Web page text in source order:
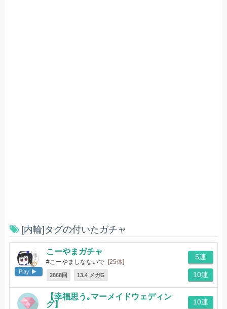
[内輪]タグの付いたガチャ
Play
こーやまガチャ
#こーやましなないで [25体]
2868回 13.4 メガG
5連
10連
【幸福思う｡マーメイドウェディン
グ】
10連